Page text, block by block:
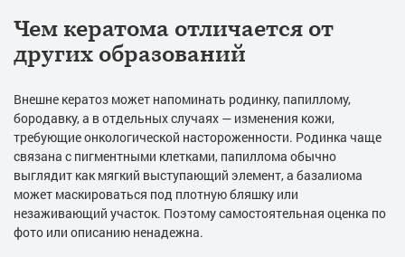
Чем кератома отличается от
других образований
Внешне кератоз может напоминать родинку, папиллому,
бородавку, а в отдельных случаях — изменения кожи,
требующие онкологической настороженности. Родинка чаще
связана с пигментными клетками, папиллома обычно
выглядит как мягкий выступающий элемент, а базалиома
может маскироваться под плотную бляшку или
незаживающий участок. Поэтому самостоятельная оценка по
фото или описанию ненадежна.